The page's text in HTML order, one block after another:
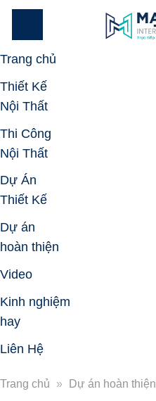
Skip
Trang chủ
Thiết Kế
Nội Thất
Thi Công
Nội Thất
Dự Án
Thiết Kế
Dự án
hoàn thiện
Video
Kinh nghiệm
hay
Liên Hệ
Trang chủ » Dự án hoàn thiện